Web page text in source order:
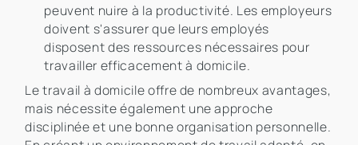
peuvent nuire à la productivité. Les employeurs
doivent s'assurer que leurs employés
disposent des ressources nécessaires pour
travailler efficacement à domicile.
Le travail à domicile offre de nombreux avantages,
mais nécessite également une approche
disciplinée et une bonne organisation personnelle.